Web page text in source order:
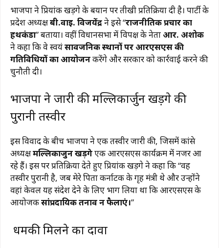
भाजपा ने प्रियांक खड़गे के बयान पर तीखी प्रतिक्रिया दी है। पार्टी के
प्रदेश अध्यक्षबी.वाई. विजयेंद्रने इसे “राजनीतिक प्रचार का
हथकंडा” बताया। वहीं विधानसभा में विपक्ष के नेताआर. अशोक
ने कहा कि वे स्वयंसार्वजनिक स्थानों पर आरएसएस की
गतिविधियों का आयोजनकरेंगे और सरकार को कार्रवाई करने की
चुनौती दी।
भाजपा ने जारी की मल्लिकार्जुन खड़गे की
पुरानी तस्वीर
इस विवाद के बीच भाजपा ने एक तस्वीर जारी की, जिसमें कांग्रेस
अध्यक्षमल्लिकार्जुन खड़गेएक आरएसएस कार्यक्रम में नजर आ
रहे हैं। इस पर प्रतिक्रिया देते हुए प्रियांक खड़गे ने कहा कि“वह
तस्वीर पुरानी है, जब मेरे पिता कर्नाटक के गृह मंत्री थे और उन्होंने
वहां केवल यह संदेश देने के लिए भाग लिया था कि आरएसएस के
आयोजकसांप्रदायिक तनाव न फैलाएं।”
धमकी मिलने का दावा